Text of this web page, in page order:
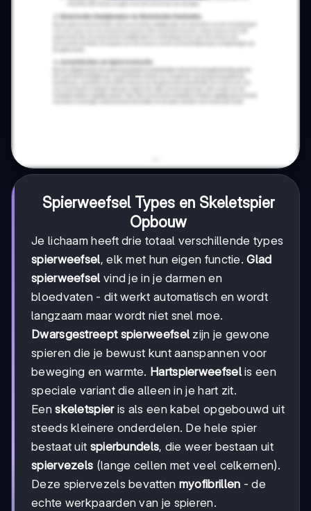
Spierweefsel Types en Skeletspier
Opbouw
Je lichaam heeft drie totaal verschillende types
spierweefsel, elk met hun eigen functie.Glad
spierweefsel vind je in je darmen en
bloedvaten - dit werkt automatisch en wordt
langzaam maar wordt niet snel moe.
Dwarsgestreept spierweefsel zijn je gewone
spieren die je bewust kunt aanspannen voor
beweging en warmte. Hartspierweefselis een
speciale variant die alleen in je hart zit.
Eenskeletspieris als een kabel opgebouwd uit
steeds kleinere onderdelen. De hele spier
bestaat uit spierbundels, die weer bestaan uit
spiervezels (lange cellen met veel celkernen).
Deze spiervezels bevatten myofibrillen - de
echte werkpaarden van je spieren.